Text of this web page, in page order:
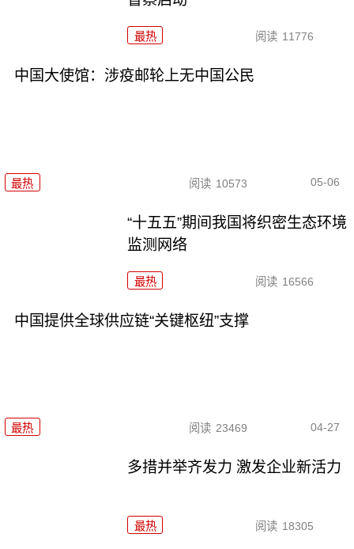
最热 阅读 11776
中国大使馆：涉疫邮轮上无中国公民
最热 阅读 10573 05-06
“十五五”期间我国将织密生态环境
监测网络
最热 阅读 16566
中国提供全球供应链“关键枢纽”支撑
最热 阅读 23469 04-27
多措并举齐发力 激发企业新活力
最热 阅读 18305